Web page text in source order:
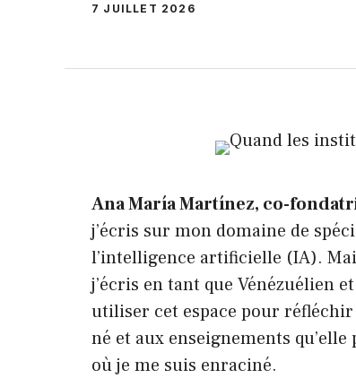
7 JUILLET 2026
Ana María Martínez, co-
j’écris sur mon domaine de
l’intelligence artificielle (IA).
j’écris en tant que Vénézuélien
utiliser cet espace pour réfléchir
né et aux enseignements
où je me suis enraciné.